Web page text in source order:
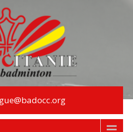
Occitanie